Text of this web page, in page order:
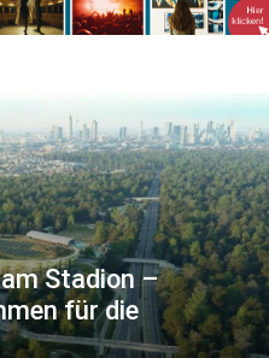
Stadion –
für die